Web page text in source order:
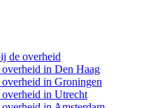
de overheid
overheid in Den Haag
in Groningen
overheid in Utrecht